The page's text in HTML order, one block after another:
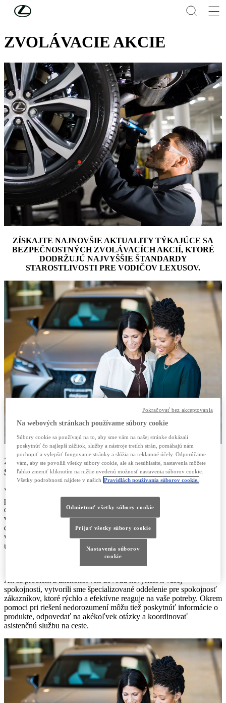
Skip to Main Content
SERVIS A ÚDRŽBA
ZVOLÁVACIE AKCIE
ZÍSKAJTE NAJNOVŠIE AKTUALITY TÝKAJÚCE SA
BEZPEČNOSTNÝCH ZVOLÁVACÍCH AKCIÍ, KTORÉ
DODRŽUJÚ NAJVYŠŠIE ŠTANDARDY
STAROSTLIVOSTI PRE VODIČOV LEXUSOV.
ZÁVÄZOK SPOLOČNOSTI LEXUS K
SPOKOJNOSTI ZÁKAZNÍKOV
V spoločnosti Lexus sme hrdí na náš záväzok poskytovať
prvotriedne remeselné spracovanie a špičkové služby zákazníkom v
odvetví. Náš záväzok „s každým zákazníkom sa správať ako hosť u
vás doma“ nie je len sľub, ktorý dávame, je to sľub, ktorý hodláme
dodržať. Ak máte akékoľvek otázky alebo obavy týkajúce sa vášho
vozidla, odporúčame vám obrátiť sa na vášho predajcu Lexus, ktorý
urobí všetko pre to, aby zabezpečil čo najlepší zážitok.
Ak sa problém z akéhokoľvek dôvodu nevyrieši k vašej
spokojnosti, vytvorili sme špecializované oddelenie pre spokojnosť
zákazníkov, ktoré rýchlo a efektívne reaguje na vaše potreby. Okrem
pomoci pri riešení nedorozumení môžu tiež poskytnúť informácie o
produkte, odpovedať na akékoľvek otázky a koordinovať
asistenčnú službu na ceste.
Na webových stránkach používame súbory cookie
Súbory cookie sa používajú na to, aby sme vám na našej stránke dokázali
poskytnúť čo najlepší zážitok, služby a nástroje tretích strán, pomáhajú nám
pochopiť a vylepšiť fungovanie stránky a slúžia na reklamné účely. Odporúčame
vám, aby ste povolili všetky súbory cookie, ale ak nesúhlasíte, nastavenia môžete
ľahko zmeniť kliknutím na nižšie uvedenú možnosť nastavenia súborov cookie.
Všetky podrobnosti nájdete v našich Pravidlách používania súborov cookie.
Odmietnuť všetky súbory cookie
Prijať všetky súbory cookie
Nastavenia súborov
cookie
Pokračovať bez akceptovania